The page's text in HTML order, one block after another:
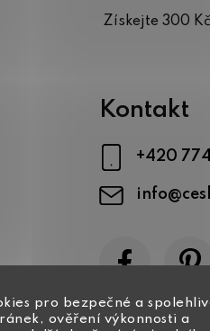
pro bezpečné a
ověření výkonnosti a
Získejte 300
Kontakt
info@
+420 774